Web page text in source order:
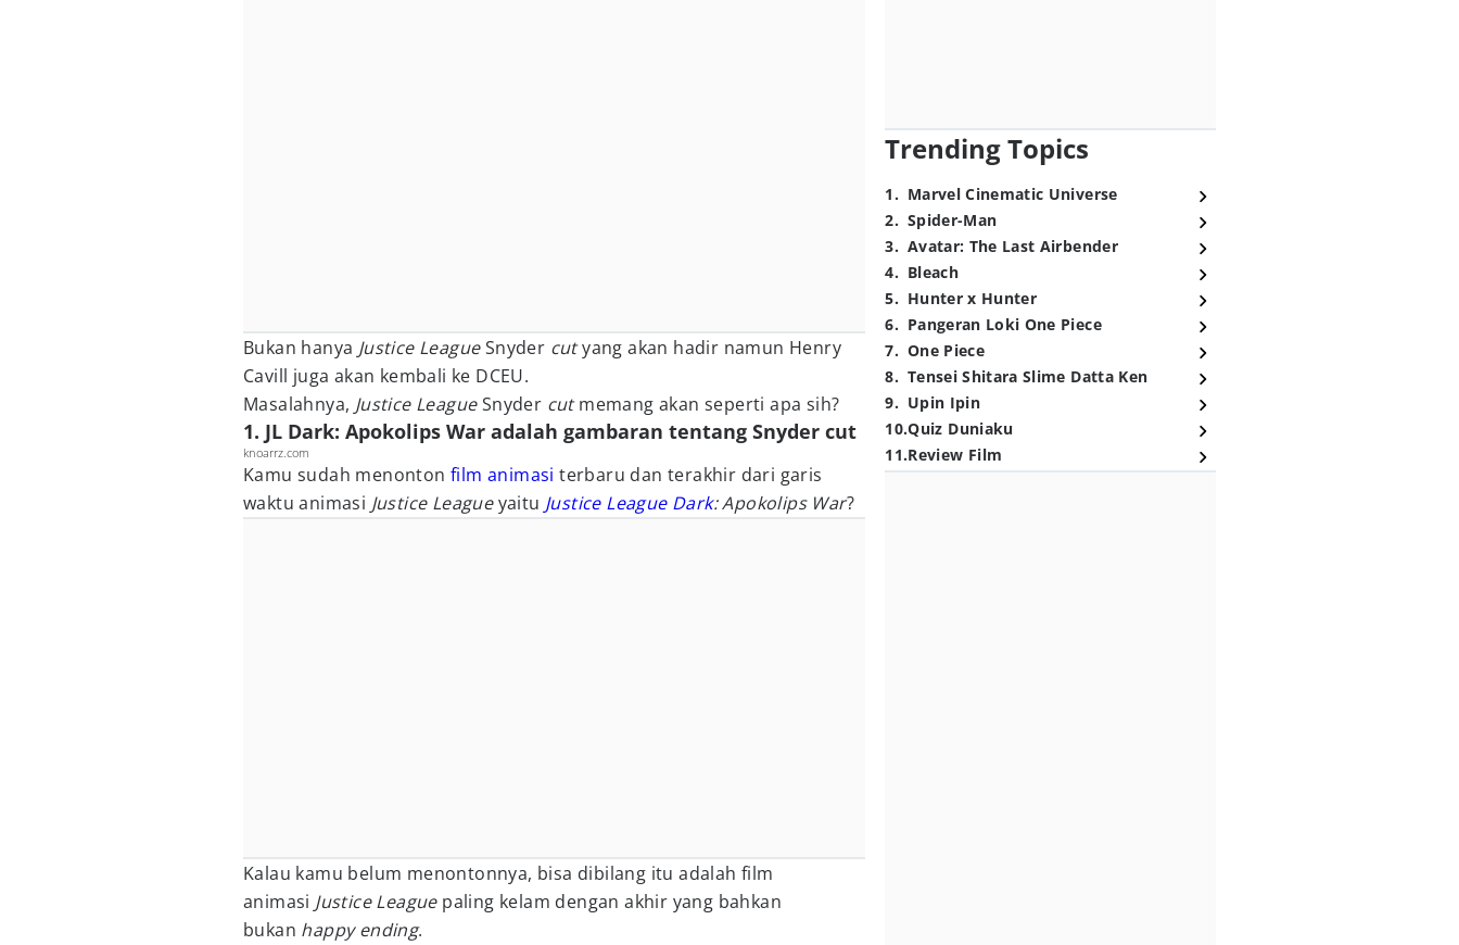
Bukan hanya Justice LeagueSnyder cutyang akan hadir namun Henry
Cavill juga akan kembali ke DCEU.
Masalahnya, Justice LeagueSnyder cutmemang akan seperti apa sih?
1. JL Dark: Apokolips War adalah gambaran tentang Snyder cut
knoarrz.com
Kamu sudah menonton film animasi terbaru dan terakhir dari garis
waktu animasi Justice Leagueyaitu Justice League Dark: Apokolips War?
Kalau kamu belum menontonnya, bisa dibilang itu adalah film
animasi Justice League paling kelam dengan akhir yang bahkan
bukan happy ending.
Trending Topics
1. Marvel Cinematic Universe
2. Spider-Man
3. Avatar: The Last Airbender
4. Bleach
5. Hunter x Hunter
6. Pangeran Loki One Piece
7. One Piece
8. Tensei Shitara Slime Datta Ken
9. Upin Ipin
10.Quiz Duniaku
11.Review Film